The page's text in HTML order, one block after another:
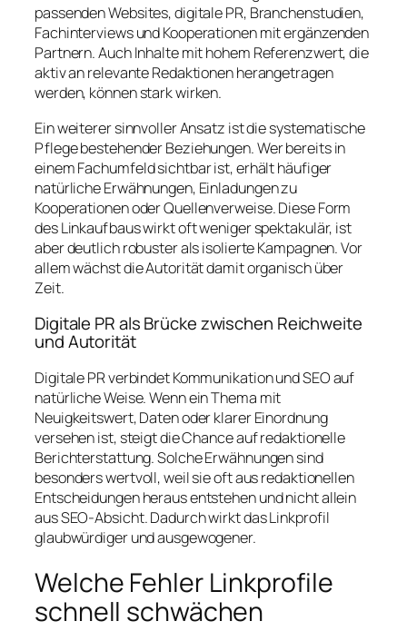
passenden Websites, digitale PR, Branchenstudien,
Fachinterviews und Kooperationen mit ergänzenden
Partnern. Auch Inhalte mit hohem Referenzwert, die
aktiv an relevante Redaktionen herangetragen
werden, können stark wirken.
Ein weiterer sinnvoller Ansatz ist die systematische
Pflege bestehender Beziehungen. Wer bereits in
einem Fachumfeld sichtbar ist, erhält häufiger
natürliche Erwähnungen, Einladungen zu
Kooperationen oder Quellenverweise. Diese Form
des Linkaufbaus wirkt oft weniger spektakulär, ist
aber deutlich robuster als isolierte Kampagnen. Vor
allem wächst die Autorität damit organisch über
Zeit.
Digitale PR als Brücke zwischen Reichweite
und Autorität
Digitale PR verbindet Kommunikation und SEO auf
natürliche Weise. Wenn ein Thema mit
Neuigkeitswert, Daten oder klarer Einordnung
versehen ist, steigt die Chance auf redaktionelle
Berichterstattung. Solche Erwähnungen sind
besonders wertvoll, weil sie oft aus redaktionellen
Entscheidungen heraus entstehen und nicht allein
aus SEO-Absicht. Dadurch wirkt das Linkprofil
glaubwürdiger und ausgewogener.
Welche Fehler Linkprofile
schnell schwächen